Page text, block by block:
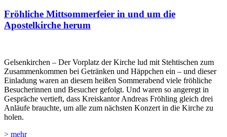
Fröhliche Mittsommerfeier in und um die
Apostelkirche herum
Gelsenkirchen – Der Vorplatz der Kirche lud mit Stehtischen zum
Zusammenkommen bei Getränken und Häppchen ein – und dieser
Einladung waren an diesem heißen Sommerabend viele fröhliche
Besucherinnen und Besucher gefolgt. Und waren so angeregt in
Gespräche vertieft, dass Kreiskantor Andreas Fröhling gleich drei
Anläufe brauchte, um alle zum nächsten Konzert in die Kirche zu
holen.
> mehr